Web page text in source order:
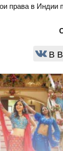
права в Индии
В